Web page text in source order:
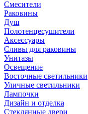
Смесители
Раковины
Душ
Полотенцесушители
Аксессуары
Сливы для раковины
Унитазы
Освещение
Восточные светильники
Уличные светильники
Лампочки
Дизайн и отделка
Стеклянные двери